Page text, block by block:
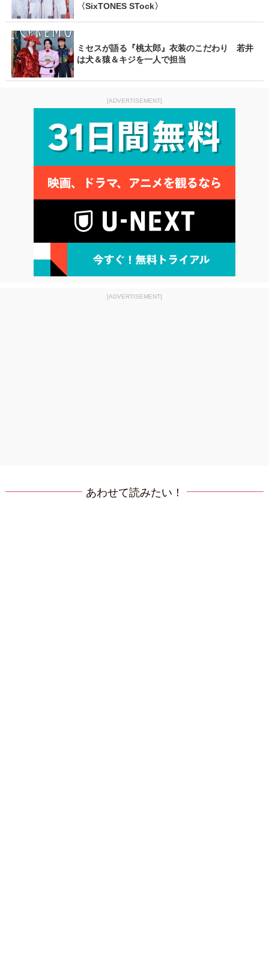
〈SixTONES STock〉
ミセスが語る『桃太郎』衣装のこだわり 若井
は犬＆猿＆キジを一人で担当
[ADVERTISEMENT]
[ADVERTISEMENT]
あわせて読みたい！